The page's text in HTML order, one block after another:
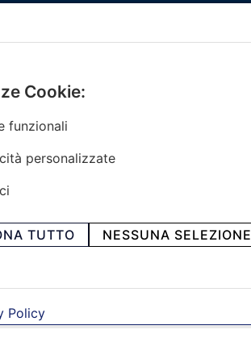
Menù
Home
Servizi
Convenzioni
Informazioni Ex L. 124/2017
personal
Cookie:
funzionali
personalizzate
TUTTO NESSUNA SELEZIONE
Policy